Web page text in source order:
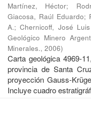
Martínez, Héctor;
Giacosa, Raúl Eduardo;
A.;Chernicoff, José
Geológico Minero
Minerales., 2006)
Carta geológica 4969-
provincia de Santa
proyección Gauss-
Incluye cuadro